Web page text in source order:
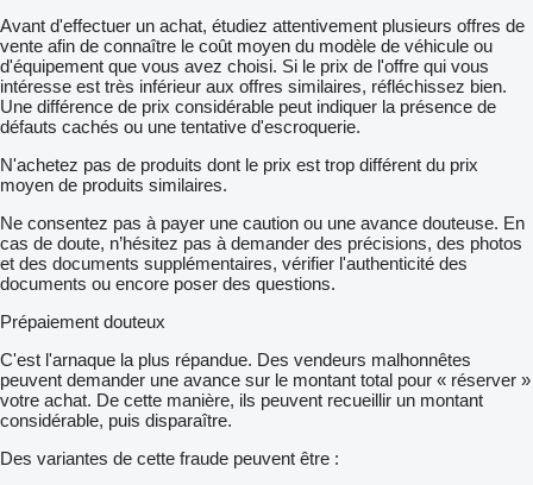
Avant d'effectuer un achat, étudiez attentivement plusieurs offres de
vente afin de connaître le coût moyen du modèle de véhicule ou
d'équipement que vous avez choisi. Si le prix de l'offre qui vous
intéresse est très inférieur aux offres similaires, réfléchissez bien.
Une différence de prix considérable peut indiquer la présence de
défauts cachés ou une tentative d'escroquerie.
N'achetez pas de produits dont le prix est trop différent du prix
moyen de produits similaires.
Ne consentez pas à payer une caution ou une avance douteuse. En
cas de doute, n’hésitez pas à demander des précisions, des photos
et des documents supplémentaires, vérifier l'authenticité des
documents ou encore poser des questions.
Prépaiement douteux
C'est l'arnaque la plus répandue. Des vendeurs malhonnêtes
peuvent demander une avance sur le montant total pour « réserver »
votre achat. De cette manière, ils peuvent recueillir un montant
considérable, puis disparaître.
Des variantes de cette fraude peuvent être :